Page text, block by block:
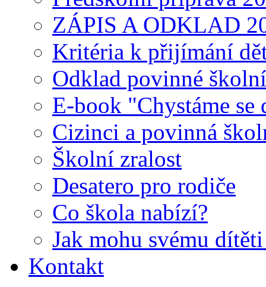
ZÁPIS A ODKLAD
Kritéria k přijímání
Odklad povinné
E-book "Chystáme
Cizinci a povinná
Školní zralost
Desatero pro rodiče
Co škola nabízí?
Jak mohu svému
Kontakt